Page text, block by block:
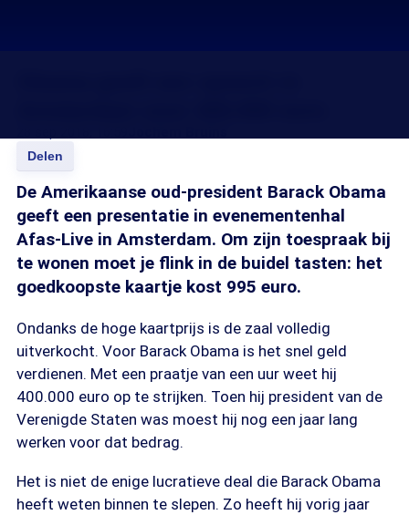
Delen
De Amerikaanse oud-president Barack Obama
geeft een presentatie in evenementenhal
Afas-Live in Amsterdam. Om zijn toespraak bij
te wonen moet je flink in de buidel tasten: het
goedkoopste kaartje kost 995 euro.
Ondanks de hoge kaartprijs is de zaal volledig
uitverkocht. Voor Barack Obama is het snel geld
verdienen. Met een praatje van een uur weet hij
400.000 euro op te strijken. Toen hij president van de
Verenigde Staten was moest hij nog een jaar lang
werken voor dat bedrag.
Het is niet de enige lucratieve deal die Barack Obama
heeft weten binnen te slepen. Zo heeft hij vorig jaar